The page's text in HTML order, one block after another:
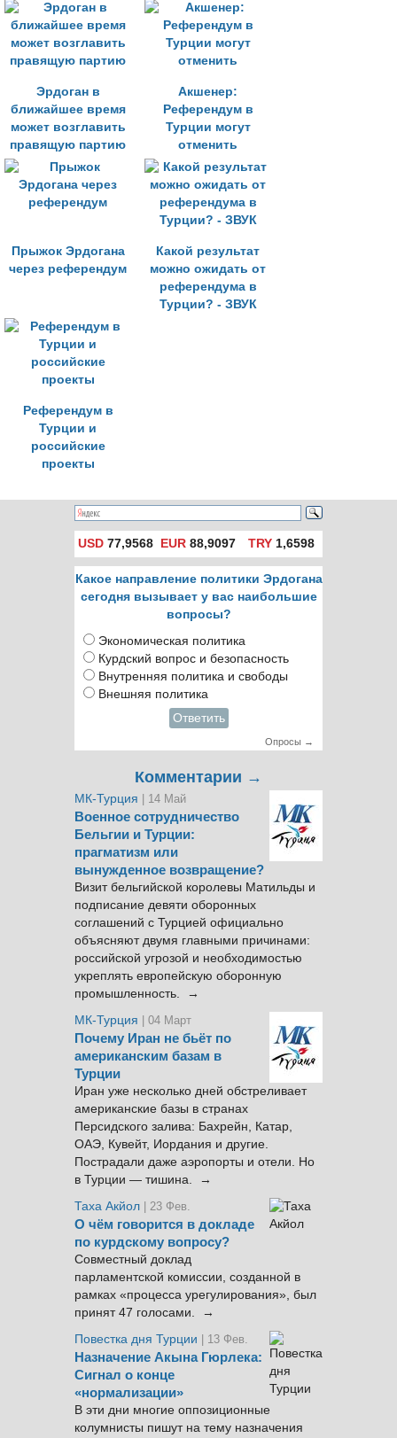
церемонии
бракосочетания
Эрдоган в
ближайшее время
может возглавить
правящую партию
Акшенер:
Референдум в
Турции могут
отменить
Прыжок Эрдогана
через референдум
Какой результат
можно ожидать от
референдума в
Турции? - ЗВУК
Референдум в
Турции и
российские
проекты
USD 77,9568 EUR 88,9097 TRY1,6598
Какое направление политики Эрдогана
сегодня вызывает у вас наибольшие
вопросы?
Экономическая политика
Курдский вопрос и безопасность
Внутренняя политика и свободы
Внешняя политика
Ответить
Опросы →
Комментарии →
МК-Турция | 14 Май
Военное сотрудничество
Бельгии и Турции:
прагматизм или
вынужденное возвращение?
Визит бельгийской королевы Матильды и
подписание девяти оборонных
соглашений с Турцией официально
объясняют двумя главными причинами:
российской угрозой и необходимостью
укреплять европейскую оборонную
промышленность. →
МК-Турция
| 04 Март
Почему Иран не бьёт по
американским базам в
Турции
Иран уже несколько дней обстреливает
американские базы в странах
Персидского залива: Бахрейн, Катар,
ОАЭ, Кувейт, Иордания и другие.
Пострадали даже аэропорты и отели. Но
в Турции — тишина. →
Таха Акйол | 23 Фев.
О чём говорится в докладе
по курдскому вопросу?
Совместный доклад
парламентской комиссии, созданной в
рамках «процесса урегулирования», был
принят 47 голосами. →
Повестка дня Турции
| 13 Фев.
Назначение Акына Гюрлека:
Сигнал о конце
«нормализации»
В эти дни многие оппозиционные
колумнисты пишут на тему назначения